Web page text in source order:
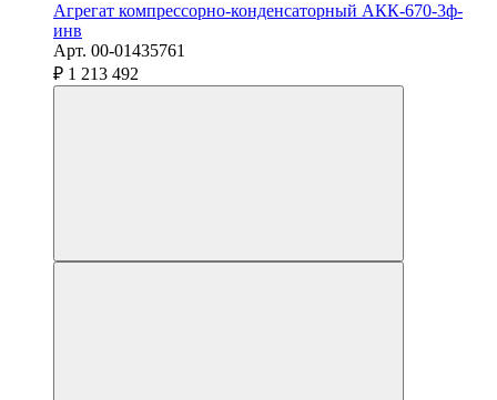
Агрегат компрессорно-конденсаторный АКК-670-3ф-
инв
Арт. 00-01435761
₽ 1 213 492